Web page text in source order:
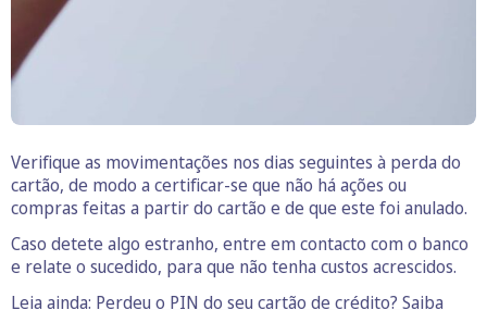
Verifique as movimentações nos dias seguintes à perda do
cartão, de modo a certificar-se que não há ações ou
compras feitas a partir do cartão e de que este foi anulado.
Caso detete algo estranho, entre em contacto com o banco
e relate o sucedido, para que não tenha custos acrescidos.
Leia ainda: Perdeu o PIN do seu cartão de crédito? Saiba